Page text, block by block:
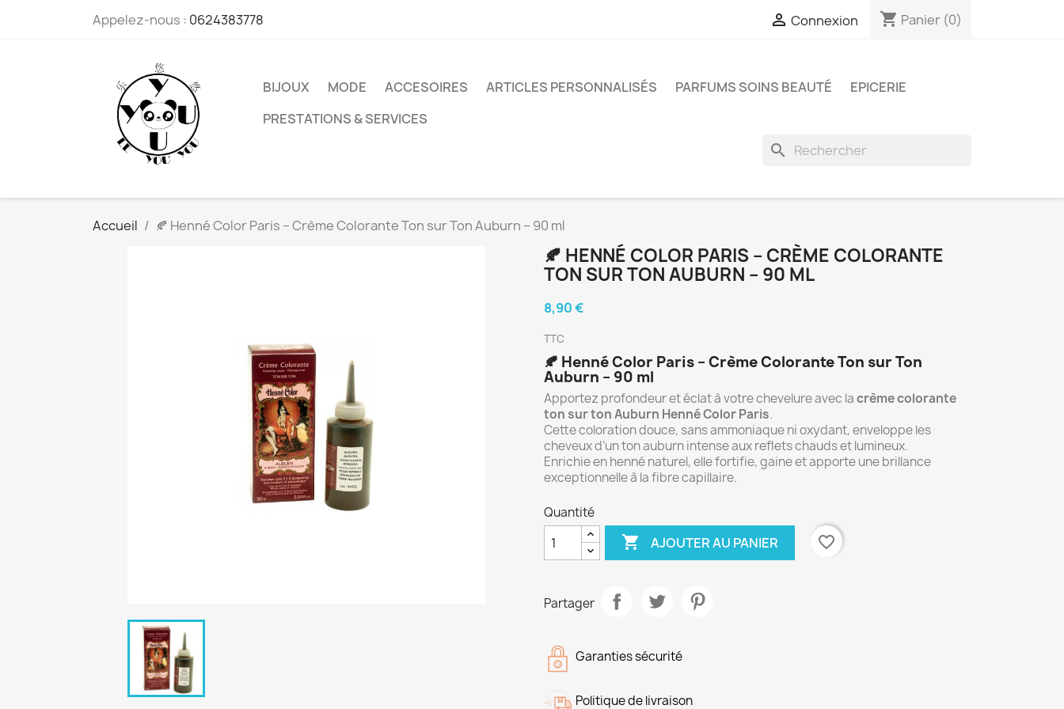
Appelez-nous : 0624383778  Connexion shopping_cart Panier (0)
BIJOUX MODE ACCESOIRES ARTICLES PERSONNALISÉS PARFUMS SOINS BEAUTÉ
EPICERIE
PRESTATIONS & SERVICES
search
Accueil 🍂 Henné Color Paris – Crème Colorante Ton sur Ton Auburn – 90 ml
🍂 HENNÉ COLOR PARIS – CRÈME COLORANTE
TON SUR TON AUBURN – 90 ML
8,90 €
TTC
🍂 Henné Color Paris – Crème Colorante Ton sur Ton
Auburn – 90 ml
Apportez profondeur et éclat à votre chevelure avec lacrème colorante
ton sur ton Auburn Henné Color Paris.
Cette coloration douce, sans ammoniaque ni oxydant, enveloppe les
cheveux d’un ton auburn intense aux reflets chauds et lumineux.
Enrichie en henné naturel, elle fortifie, gaine et apporte une brillance
exceptionnelle à la fibre capillaire.
Quantité
 AJOUTER AU PANIER favorite_border
Partager
Garanties sécurité
Politique de livraison